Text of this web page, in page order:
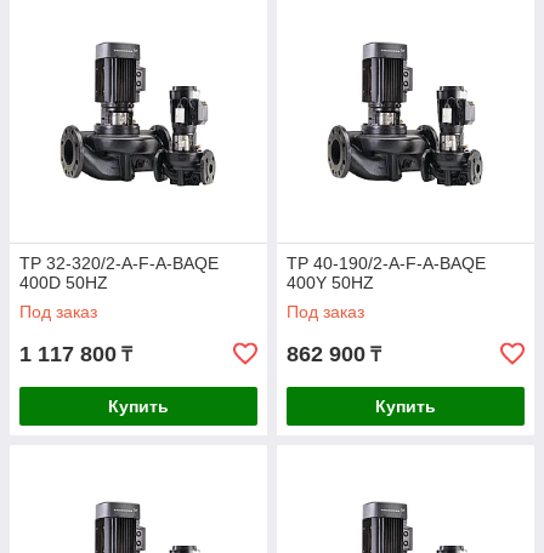
TP 32-320/2-A-F-A-BAQE
400D 50HZ
Под заказ
1 117 800 ₸
Купить
TP 40-190/2-A-F-A-BAQE
400Y 50HZ
Под заказ
862 900 ₸
Купить